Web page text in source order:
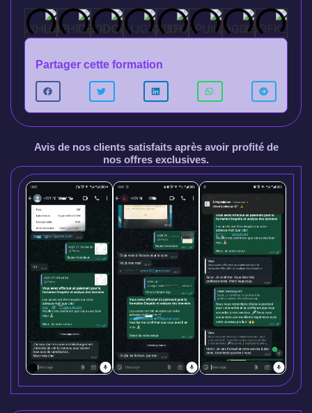
Partager cette formation
Avis de nos clients satisfaits après avoir profité de
nos offres exclusives.